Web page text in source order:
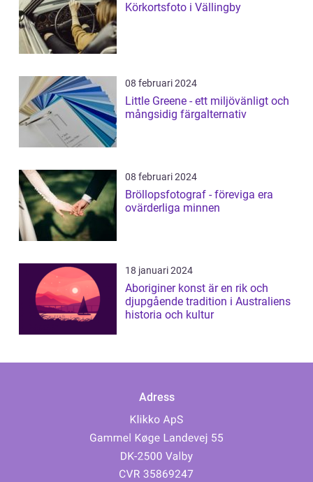
Körkortsfoto i Vällingby
08 februari 2024
Little Greene - ett miljövänligt och
mångsidig färgalternativ
08 februari 2024
Bröllopsfotograf - föreviga era
ovärderliga minnen
18 januari 2024
Aboriginer konst är en rik och
djupgående tradition i Australiens
historia och kultur
Adress